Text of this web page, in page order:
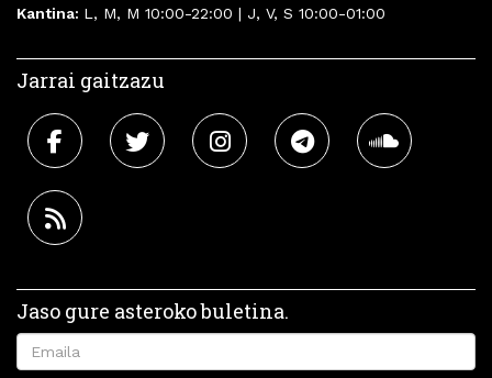
Kantina: L, M, M 10:00-22:00 | J, V, S 10:00-01:00
Jarrai gaitzazu
Jaso gure asteroko buletina.